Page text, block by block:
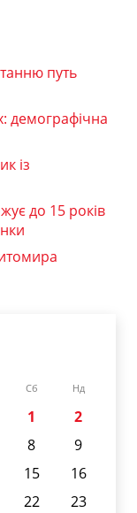
путь
демографічна
із
до 15 років
Сб Нд
1
2
8
9
15
16
22
23